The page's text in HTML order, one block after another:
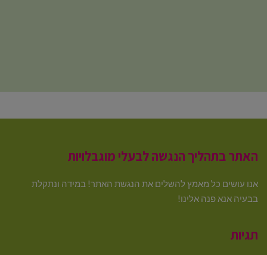
האתר בתהליך הנגשה לבעלי מוגבלויות
אנו עושים כל מאמץ להשלים את הנגשת האתר! במידה ונתקלת
בבעיה אנא פנה אלינו!
תגיות